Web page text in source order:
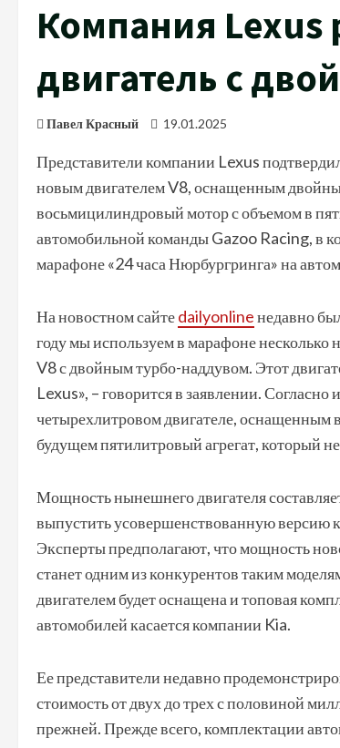
Компания Lexus
двигатель с
Павел Красный 19.01.2025
Представители компании Lexus
новым двигателем V8, оснащенным
восьмицилиндровый мотор с объемом в
автомобильной команды Gazoo Racing, в
марафоне «24 часа Нюрбургринга» на
На новостном сайтеdailyonlineнедавно
году мы используем в марафоне несколько
V8 с двойным турбо-наддувом. Этот
Lexus», – говорится в заявлении.
четырехлитровом двигателе,
будущем пятилитровый агрегат, который
Мощность нынешнего двигателя
выпустить усовершенствованную версию
Эксперты предполагают, что мощность
станет одним из конкурентов таким
двигателем будет оснащена и топовая
автомобилей касается компании Kia.
Ее представители недавно
стоимость от двух до трех с половиной
прежней. Прежде всего, комплектации